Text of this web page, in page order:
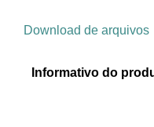
Download de arquivos
Informativo do